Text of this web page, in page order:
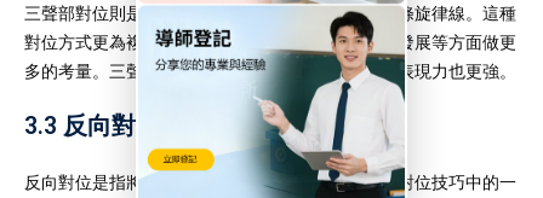
三聲部對位則是在兩聲部對位的基礎上，加入第三條旋律線。這種
對位方式更為複雜，要求作曲家在和聲結構、旋律發展等方面做更
多的考量。三聲部對位使得音樂的層次更加豐富，表現力也更強。
3.3 反向對位（Inversion）
反向對位是指將旋律線的音程方向顛倒。這通常是對位技巧中的一